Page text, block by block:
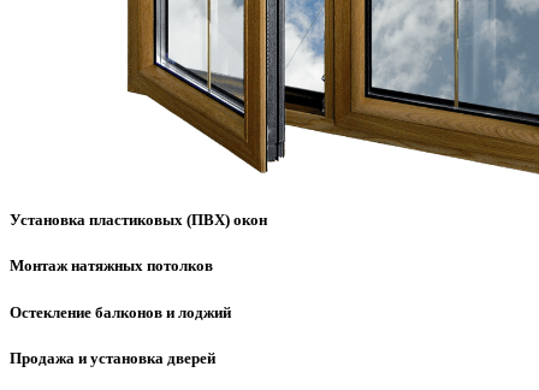
Установка пластиковых (ПВХ) окон
Монтаж натяжных потолков
Остекление балконов и лоджий
Продажа и установка дверей